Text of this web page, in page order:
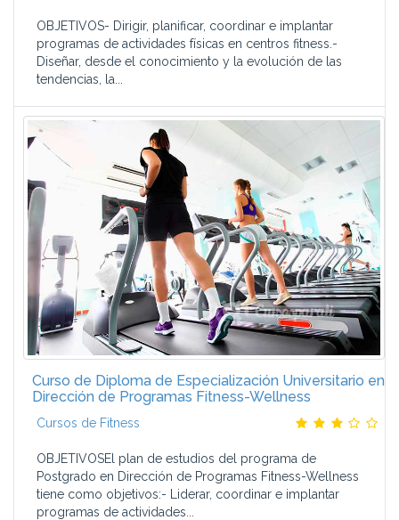
OBJETIVOS- Dirigir, planificar, coordinar e implantar
programas de actividades físicas en centros fitness.-
Diseñar, desde el conocimiento y la evolución de las
tendencias, la...
Curso de Diploma de Especialización Universitario en
Dirección de Programas Fitness-Wellness
Cursos de Fitness
OBJETIVOSEl plan de estudios del programa de
Postgrado en Dirección de Programas Fitness-Wellness
tiene como objetivos:- Liderar, coordinar e implantar
programas de actividades...